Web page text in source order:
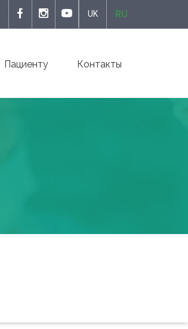
UK RU
Пациенту Контакты